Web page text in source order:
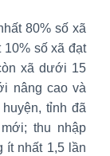
80% số xã
10% số xã đạt
xã dưới 15
nâng cao và
tỉnh đã
thu nhập
ít nhất 1,5 lần